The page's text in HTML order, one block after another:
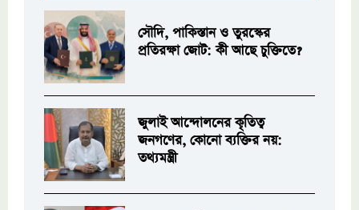
সৌদি, পাকিস্তান ও তুরস্কের
প্রতিরক্ষা জোট: কী আছে চুক্তিতে?
জুলাই আন্দোলনের কৃতিত্ব
জনগণের, কোনো ব্যক্তির নয়:
তথ্যমন্ত্রী